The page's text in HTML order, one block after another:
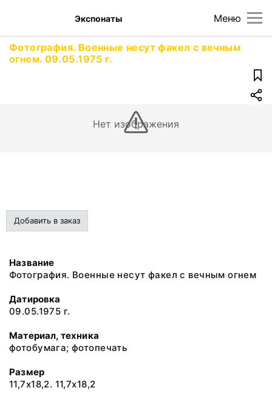
Меню
Экспонаты
Фотография. Военные несут факел с вечным
огнем. 09.05.1975 г.
Нет изображения
Добавить в заказ
Название
Фотография. Военные несут факел с вечным огнем
Датировка
09.05.1975 г.
Материал, техника
фотобумага; фотопечать
Размер
11,7х18,2. 11,7х18,2